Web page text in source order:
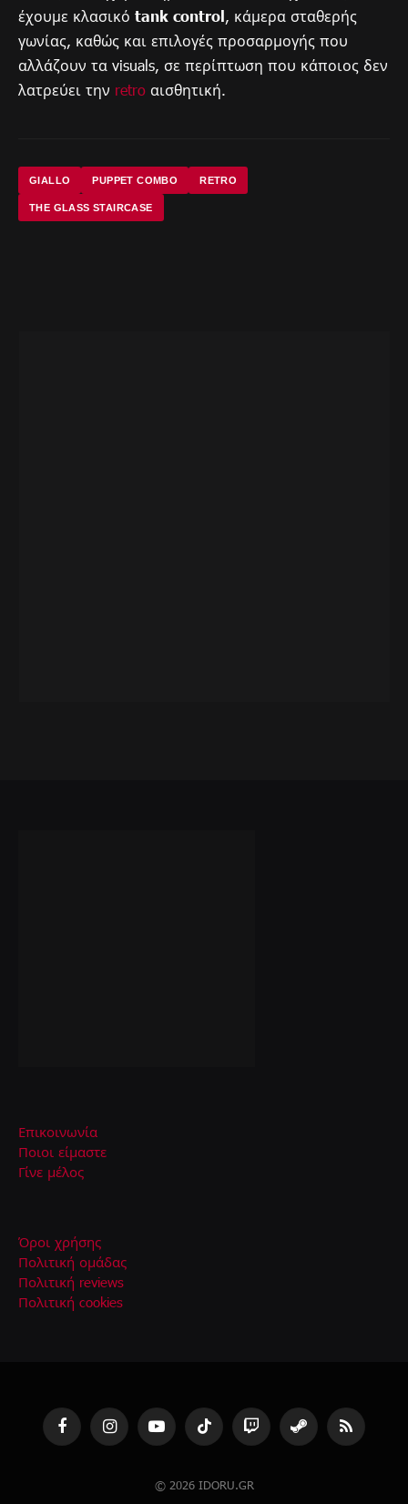
έχουμε κλασικό tank control, κάμερα σταθερής
γωνίας, καθώς και επιλογές προσαρμογής που
αλλάζουν τα visuals, σε περίπτωση που κάποιος δεν
λατρεύει την retro αισθητική.
GIALLO PUPPET COMBO RETRO
THE GLASS STAIRCASE
Επικοινωνία
Ποιοι είμαστε
Γίνε μέλος
Όροι χρήσης
Πολιτική ομάδας
Πολιτική reviews
Πολιτική cookies
FacebookInstagramYouTubeTikTok Twitch Steam RSS
© 2026 IDORU.GR